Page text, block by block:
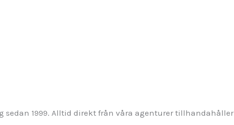
1999. Alltid direkt från våra agenturer